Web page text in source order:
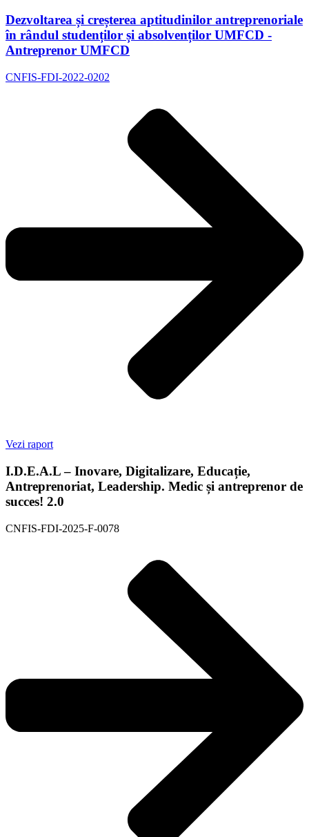
Dezvoltarea și creșterea aptitudinilor antreprenoriale
în rândul studenților și absolvenților UMFCD -
Antreprenor UMFCD
CNFIS-FDI-2022-0202
Vezi raport
I.D.E.A.L – Inovare, Digitalizare, Educație,
Antreprenoriat, Leadership. Medic și antreprenor de
succes! 2.0
CNFIS-FDI-2025-F-0078